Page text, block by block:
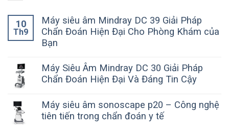
10
Th9
Máy siêu âm Mindray DC 39 Giải Pháp
Chẩn Đoán Hiện Đại Cho Phòng Khám của
Bạn
Máy Siêu Âm Mindray DC 30 Giải Pháp
Chẩn Đoán Hiện Đại Và Đáng Tin Cậy
Máy siêu âm sonoscape p20 – Công nghệ
tiên tiến trong chẩn đoán y tế